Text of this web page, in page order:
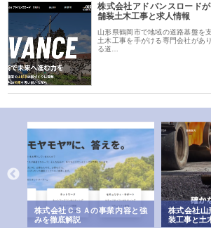
株式会社アドバンスロード
舗装土木工事と求人情報
山形県鶴岡市で地域の道路基盤を
土木工事を手がける専門会社があ
る道…
株式会社ＣＳＡの事業内容と強
みを徹底解説
株式会社山
装工事と土